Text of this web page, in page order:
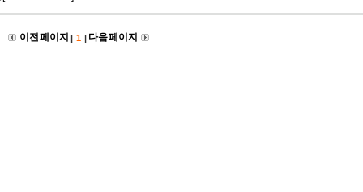
이전 페이지 | 1 | 다음 페이지